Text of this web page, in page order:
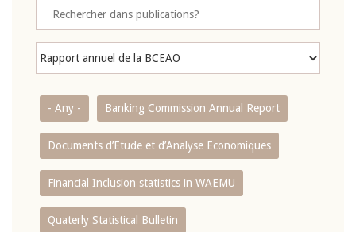
- Any - Banking Commission Annual Report
Documents d’Etude et d’Analyse Economiques
Financial Inclusion statistics in WAEMU
Quaterly Statistical Bulletin